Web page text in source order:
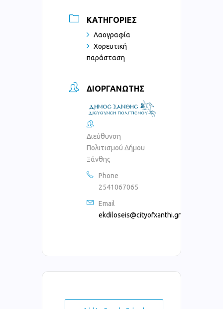
ΚΑΤΗΓΟΡΊΕΣ
Λαογραφία
Χορευτική
παράσταση
ΔΙΟΡΓΑΝΩΤΉΣ
Διεύθυνση
Πολιτισμού Δήμου
Ξάνθης
Phone
2541067065
Email
ekdiloseis@cityofxanthi.gr